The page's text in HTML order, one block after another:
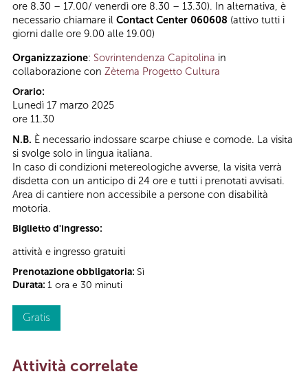
ore 8.30 – 17.00/ venerdì ore 8.30 – 13.30). In alternativa, è
necessario chiamare il Contact Center 060608 (attivo tutti i
giorni dalle ore 9.00 alle 19.00)
Organizzazione: Sovrintendenza Capitolina in
collaborazione con Zètema Progetto Cultura
Orario:
Lunedì 17 marzo 2025
ore 11.30
N.B. È necessario indossare scarpe chiuse e comode. La visita
si svolge solo in lingua italiana.
In caso di condizioni metereologiche avverse, la visita verrà
disdetta con un anticipo di 24 ore e tutti i prenotati avvisati.
Area di cantiere non accessibile a persone con disabilità
motoria.
Biglietto d'ingresso:
attività e ingresso gratuiti
Prenotazione obbligatoria: Sì
Durata: 1 ora e 30 minuti
Gratis
Attività correlate